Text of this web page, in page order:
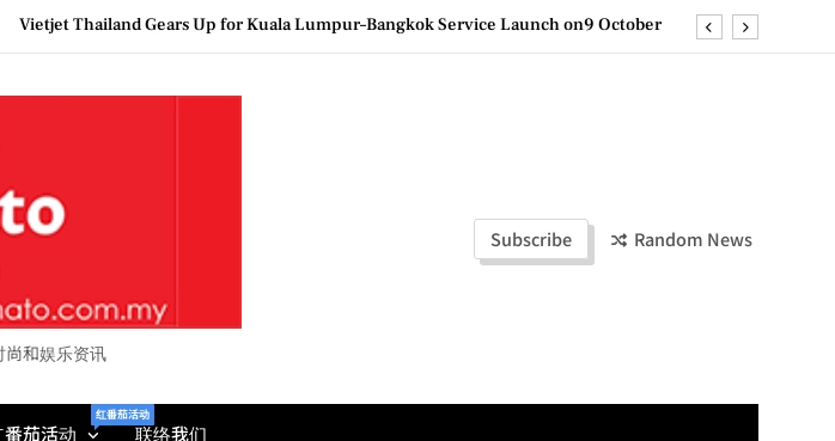
Vietjet Thailand Gears Up for Kuala Lumpur–Bangkok Service Launch on9 October
Vietjet Thailand Gears Up for Kuala Lumpur–Bangkok Service Launch on9 October
Couture Fashion Week Malaysia 2026– Press Conference
尚和娱乐资讯
Subscribe Random News
番茄活动
红番茄活动
联络我们